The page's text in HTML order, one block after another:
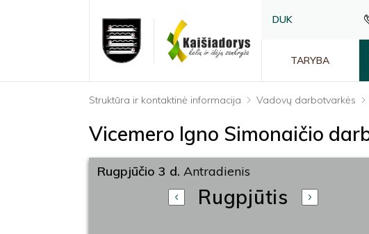
DUK
TARYBA
Struktūra ir kontaktinė informacija Vadovų darbotvarkės
Vicemero Igno Simonaičio
Rugpjūčio 3 d. Antradienis
Rugpjūtis